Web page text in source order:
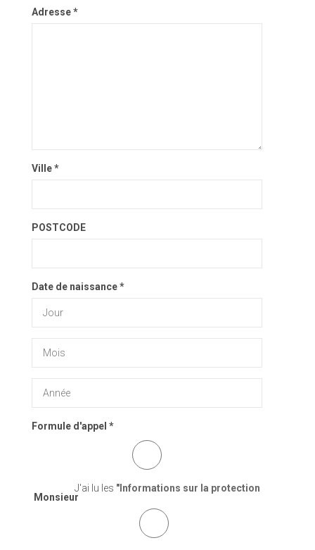
Adresse *
Ville *
POSTCODE
Date de naissance *
Formule d'appel *
Monsieur
J'ai lu les "Informations sur la protection